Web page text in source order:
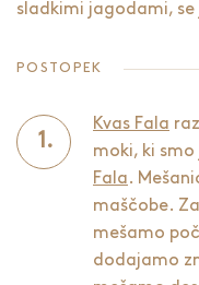
sladkimi jagodami,
POSTOPEK
Kvas Fala
moki, ki
Fala .
maščobe.
mešamo
dodajamo